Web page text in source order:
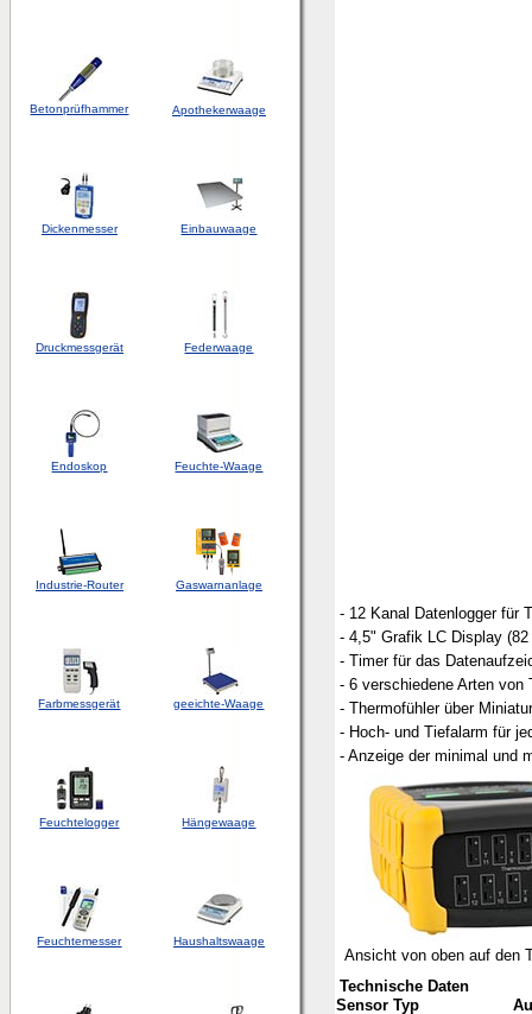
Betonprüfhammer Apothekerwaage
Dickenmesser Einbauwaage
Druckmessgerät Federwaage
Endoskop Feuchte-Waage
Industrie-Router Gaswarnanlage
Farbmessgerät geeichte-Waage
Feuchtelogger Hängewaage
Feuchtemesser Haushaltswaage
- 12 Kanal Datenlogger für
- 4,5" Grafik LC Display
- Timer für das
- 6 verschiedene Arten von
- Thermofühler über
- Hoch- und Tiefalarm für
- Anzeige der minimal und
Ansicht von oben auf den
Technische Daten
Sensor Typ